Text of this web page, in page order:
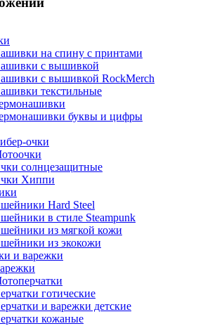
на спину с принтами
с вышивкой
с вышивкой RockMerch
текстильные
буквы и цифры
очки
солнцезащитные
Хиппи
Hard Steel
в стиле Steampunk
из мягкой кожи
из экокожи
и варежки
готические
и варежки детские
кожаные